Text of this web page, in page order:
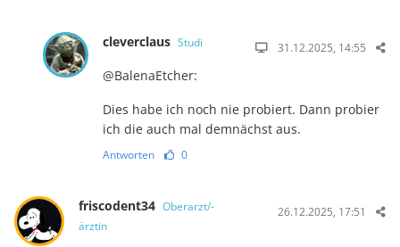
cleverclaus Studi 31.12.2025, 14:55
@BalenaEtcher:
Dies habe ich noch nie probiert. Dann probier
ich die auch mal demnächst aus.
Antworten 0
friscodent34 Oberarzt/-
ärztin
26.12.2025, 17:51